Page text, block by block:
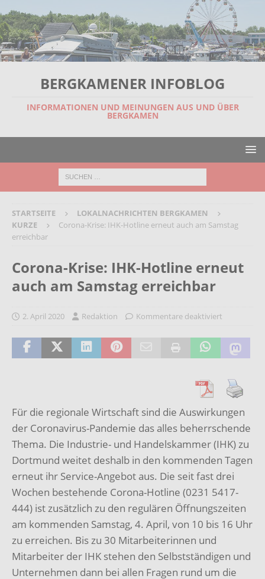
BERGKAMENER INFOBLOG
INFORMATIONEN UND MEINUNGEN AUS UND ÜBER
BERGKAMEN
STARTSEITE
LOKALNACHRICHTEN BERGKAMEN
KURZE
Corona-Krise: IHK-Hotline erneut auch am Samstag
erreichbar
Corona-Krise: IHK-Hotline erneut
auch am Samstag erreichbar
2. April 2020 Redaktion Kommentare deaktiviert
Für die regionale Wirtschaft sind die Auswirkungen
der Coronavirus-Pandemie das alles beherrschende
Thema. Die Industrie- und Handelskammer (IHK) zu
Dortmund weitet deshalb in den kommenden Tagen
erneut ihr Service-Angebot aus. Die seit fast drei
Wochen bestehende Corona-Hotline (0231 5417-
444) ist zusätzlich zu den regulären Öffnungszeiten
am kommenden Samstag, 4. April, von 10 bis 16 Uhr
zu erreichen. Bis zu 30 Mitarbeiterinnen und
Mitarbeiter der IHK stehen den Selbstständigen und
Unternehmen dann bei allen Fragen rund um die